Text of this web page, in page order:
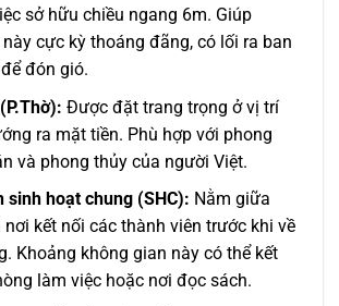
sở hữu chiều ngang 6m. Giúp
cực kỳ thoáng đãng, có lối ra ban
đón gió.
Được đặt trang trọng ở vị trí
ra mặt tiền. Phù hợp với phong
và phong thủy của người Việt.
sinh hoạt chung (SHC): Nằm giữa
nơi kết nối các thành viên trước khi về
Khoảng không gian này có thể kết
làm việc hoặc nơi đọc sách.